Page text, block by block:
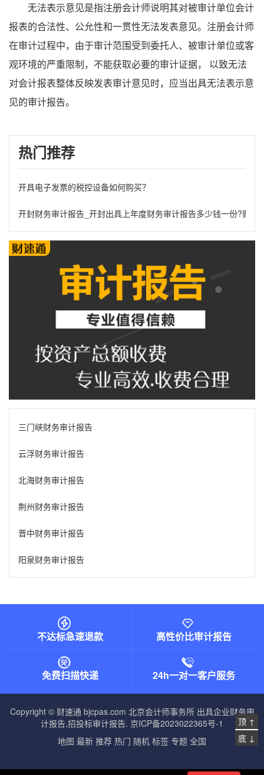
无法表示意见是指注册会计师说明其对被审计单位会计
报表的合法性、公允性和一贯性无法发表意见。注册会计师
在审计过程中，由于审计范围受到委托人、被审计单位或客
观环境的严重限制，不能获取必要的审计证据， 以致无法
对会计报表整体反映发表审计意见时，应当出具无法表示意
见的审计报告。
热门推荐
开具电子发票的税控设备如何购买？
开封财务审计报告_开封出具上年度财务审计报告多少钱一份?财务
三门峡财务审计报告
云浮财务审计报告
北海财务审计报告
荆州财务审计报告
晋中财务审计报告
阳泉财务审计报告
不达标急速退款 高性价比审计报告
免费扫描快递 24h一对一客户服务
Copyright © 财速通 bjcpas.com 北京会计师事务所出具企业财务审
计报告,招投标审计报告. 京ICP备2023022365号-1
地图 最新 推荐 热门 随机 标签 专题 全国
顶 ↑
底 ↓